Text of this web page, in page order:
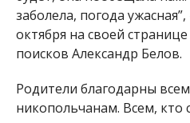
заболела, погода
октября на своей
поисков Александр Белов.
Родители благодарны
никопольчанам. Всем, кто